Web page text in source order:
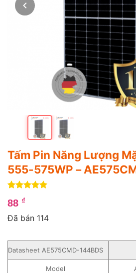
Tấm Pin Năng Lượng
555-575WP –
trên 5
dựa trên
88 ₫
Đã bán 114
Datasheet AE575CMD-144BDS
Model